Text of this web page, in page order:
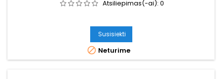
Atsiliepimas(-ai): 0
Susisiekti
 Neturime